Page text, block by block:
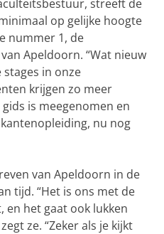
streeft de
op gelijke hoogte
nummer 1, de
Apeldoorn. “Wat nieuw
in onze
krijgen zo meer
is meegenomen en
nu nog
van Apeldoorn in de
tijd. “Het is ons met de
en het gaat ook lukken
ze. “Zeker als je kijkt